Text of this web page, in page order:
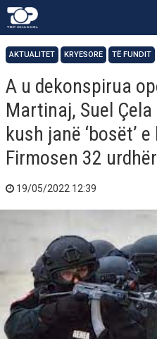
AKTUALITET KRYESORE TË FUNDIT
A u dekonspirua
Martinaj, Suel
kush janë ‘bosët’
Firmosen 32
19/05/2022 12:39